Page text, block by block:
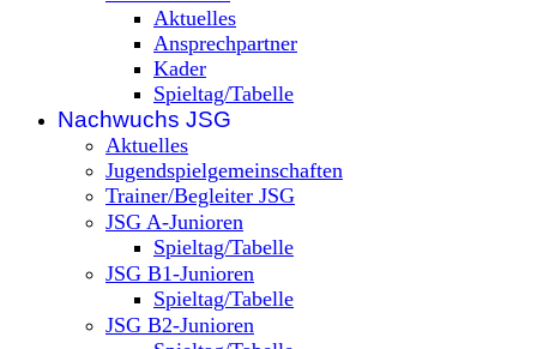
Aktuelles
Ansprechpartner
Kader
Spieltag/Tabelle
Nachwuchs JSG
Aktuelles
Jugendspielgemeinschaften
Trainer/Begleiter JSG
JSG A-Junioren
Spieltag/Tabelle
JSG B1-Junioren
Spieltag/Tabelle
JSG B2-Junioren